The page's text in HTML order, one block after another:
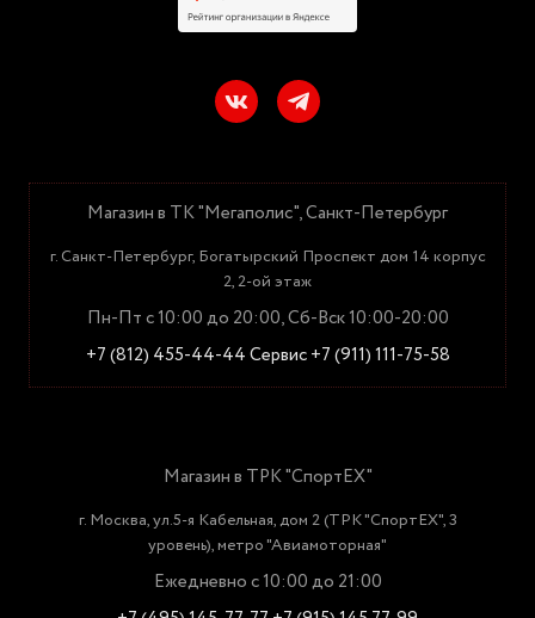
Магазин в ТК "Мегаполис", Санкт-Петербург
г. Санкт-Петербург, Богатырский Проспект дом 14 корпус
2, 2-ой этаж
Пн-Пт с 10:00 до 20:00, Сб-Вск 10:00-20:00
+7 (812) 455-44-44Сервис +7 (911) 111-75-58
Магазин в ТРК "СпортЕХ"
г. Москва, ул.5-я Кабельная, дом 2 (ТРК "СпортЕХ", 3
уровень), метро "Авиамоторная"
Ежедневно с 10:00 до 21:00